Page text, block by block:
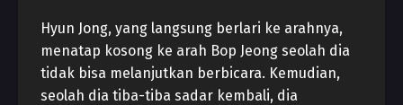
Hyun Jong, yang langsung berlari ke arahnya,
menatap kosong ke arah Bop Jeong seolah dia
tidak bisa melanjutkan berbicara. Kemudian,
seolah dia tiba-tiba sadar kembali, dia